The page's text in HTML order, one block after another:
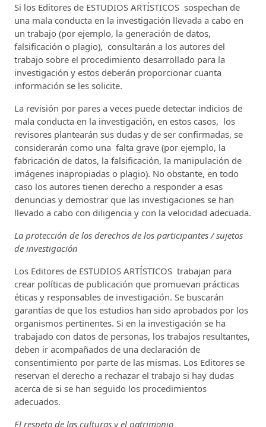
Si los Editores de ESTUDIOS ARTÍSTICOS sospechan de
una mala conducta en la investigación llevada a cabo en
un trabajo (por ejemplo, la generación de datos,
falsificación o plagio), consultarán a los autores del
trabajo sobre el procedimiento desarrollado para la
investigación y estos deberán proporcionar cuanta
información se les solicite.
La revisión por pares a veces puede detectar indicios de
mala conducta en la investigación, en estos casos, los
revisores plantearán sus dudas y de ser confirmadas, se
considerarán como una falta grave (por ejemplo, la
fabricación de datos, la falsificación, la manipulación de
imágenes inapropiadas o plagio). No obstante, en todo
caso los autores tienen derecho a responder a esas
denuncias y demostrar que las investigaciones se han
llevado a cabo con diligencia y con la velocidad adecuada.
La protección de los derechos de los participantes / sujetos
de investigación
Los Editores de ESTUDIOS ARTÍSTICOS trabajan para
crear políticas de publicación que promuevan prácticas
éticas y responsables de investigación. Se buscarán
garantías de que los estudios han sido aprobados por los
organismos pertinentes. Si en la investigación se ha
trabajado con datos de personas, los trabajos resultantes,
deben ir acompañados de una declaración de
consentimiento por parte de las mismas. Los Editores se
reservan el derecho a rechazar el trabajo si hay dudas
acerca de si se han seguido los procedimientos
adecuados.
El respeto de las culturas y el patrimonio